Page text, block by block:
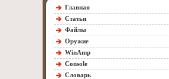
Главная
Статьи
Файлы
Оружие
WinAmp
Console
Словарь